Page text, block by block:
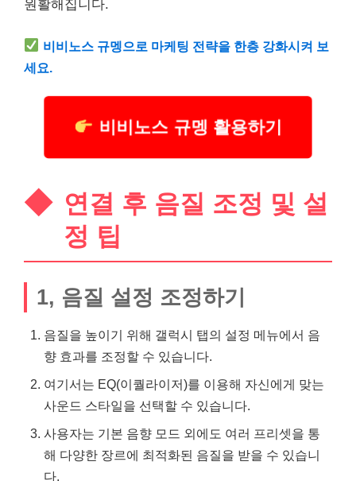
원활해집니다.
비비노스 규멩으로 마케팅 전략을 한층 강화시켜 보
세요.
비비노스 규멩 활용하기
연결 후 음질 조정 및 설
정 팁
1, 음질 설정 조정하기
음질을 높이기 위해 갤럭시 탭의 설정 메뉴에서 음
향 효과를 조정할 수 있습니다.
여기서는 EQ(이퀄라이저)를 이용해 자신에게 맞는
사운드 스타일을 선택할 수 있습니다.
사용자는 기본 음향 모드 외에도 여러 프리셋을 통
해 다양한 장르에 최적화된 음질을 받을 수 있습니
다.